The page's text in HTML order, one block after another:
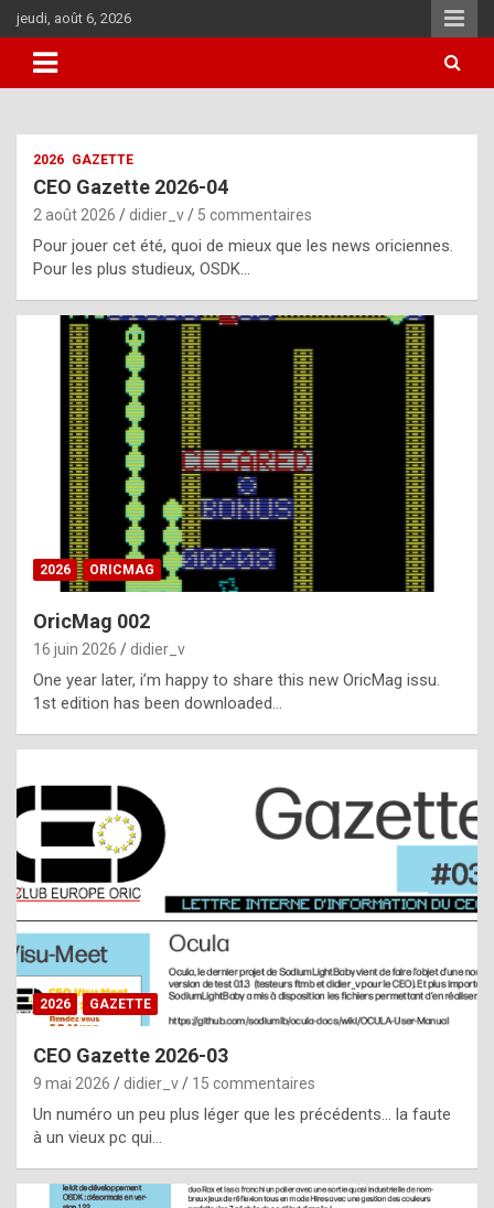
Aller
au
contenu
jeudi, août 6, 2026
i
u
l
y
d
i
ff
i
l
t
t
s
t
a
s
i
e
f
o
2026 GAZETTE
CEO Gazette 2026-04
2 août 2026 didier_v 5 commentaires
Pour jouer cet été, quoi de mieux que les news oriciennes.
Pour les plus studieux, OSDK…
2026 ORICMAG
OricMag 002
16 juin 2026 didier_v
One year later, i’m happy to share this new OricMag issu.
1st edition has been downloaded…
2026 GAZETTE
CEO Gazette 2026-03
9 mai 2026 didier_v 15 commentaires
Un numéro un peu plus léger que les précédents… la faute
à un vieux pc qui…